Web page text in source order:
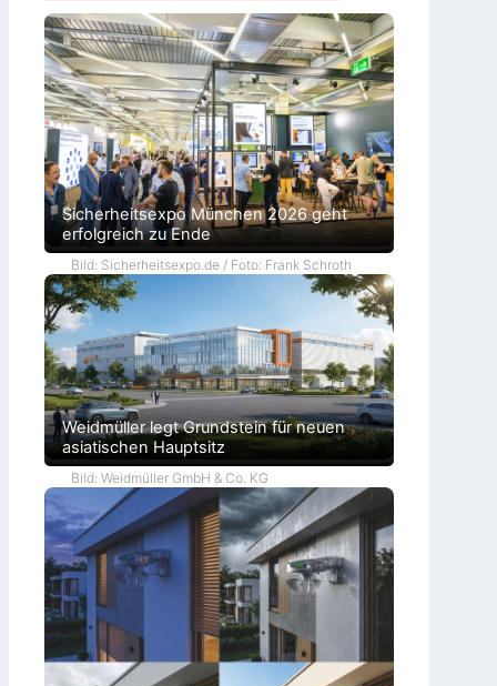
Sicherheitsexpo München 2026 geht
erfolgreich zu Ende
Bild: Sicherheitsexpo.de / Foto: Frank Schroth
Weidmüller legt Grundstein für neuen
asiatischen Hauptsitz
Bild: Weidmüller GmbH & Co. KG